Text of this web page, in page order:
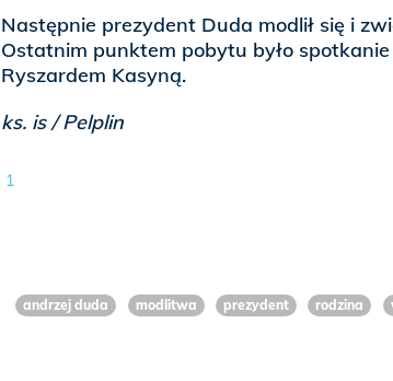
Następnie prezydent Duda modlił się i
Ostatnim punktem pobytu było
Ryszardem Kasyną.
ks. is / Pelplin
1
andrzej duda modlitwa prezydent rodzina